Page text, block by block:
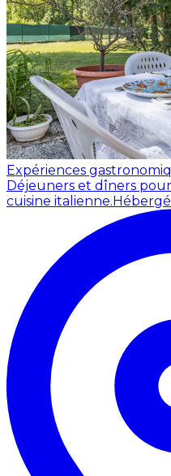
Expériences
Déjeuners et dîners
cuisine italienne.